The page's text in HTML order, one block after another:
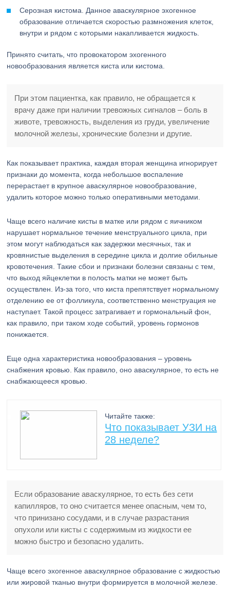
Серозная кистома. Данное аваскулярное эхогенное
образование отличается скоростью размножения клеток,
внутри и рядом с которыми накапливается жидкость.
Принято считать, что провокатором эхогенного
новообразования является киста или кистома.
При этом пациентка, как правило, не обращается к
врачу даже при наличии тревожных сигналов – боль в
животе, тревожность, выделения из груди, увеличение
молочной железы, хронические болезни и другие.
Как показывает практика, каждая вторая женщина игнорирует
признаки до момента, когда небольшое воспаление
перерастает в крупное аваскулярное новообразование,
удалить которое можно только оперативными методами.
Чаще всего наличие кисты в матке или рядом с яичником
нарушает нормальное течение менструального цикла, при
этом могут наблюдаться как задержки месячных, так и
кровянистые выделения в середине цикла и долгие обильные
кровотечения. Такие сбои и признаки болезни связаны с тем,
что выход яйцеклетки в полость матки не может быть
осуществлен. Из-за того, что киста препятствует нормальному
отделению ее от фолликула, соответственно менструация не
наступает. Такой процесс затрагивает и гормональный фон,
как правило, при таком ходе событий, уровень гормонов
понижается.
Еще одна характеристика новообразования – уровень
снабжения кровью. Как правило, оно аваскулярное, то есть не
снабжающееся кровью.
Читайте также:
Что показывает УЗИ на
28 неделе?
Если образование аваскулярное, то есть без сети
капилляров, то оно считается менее опасным, чем то,
что принизано сосудами, и в случае разрастания
опухоли или кисты с содержимым из жидкости ее
можно быстро и безопасно удалить.
Чаще всего эхогенное аваскулярное образование с жидкостью
или жировой тканью внутри формируется в молочной железе.